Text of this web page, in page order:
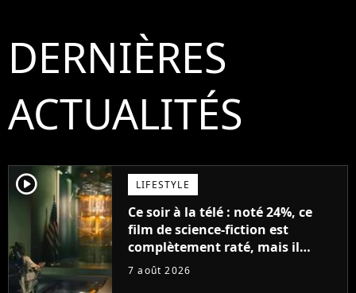
DERNIÈRES
ACTUALITÉS
player2 LIFESTYLE
Ce soir à la télé : noté 24%, ce
film de science-fiction est
complètement raté, mais il
aurait pu être encore pire à
7 août 2026